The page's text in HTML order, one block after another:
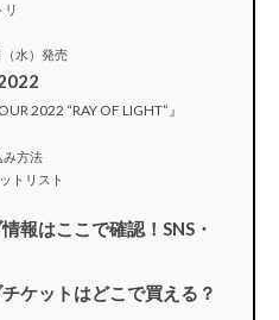
水）発売
2022 “RAY OF LIGHT”』
み方法
トリスト
報はここで確認！SNS・
ケットはどこで買える？